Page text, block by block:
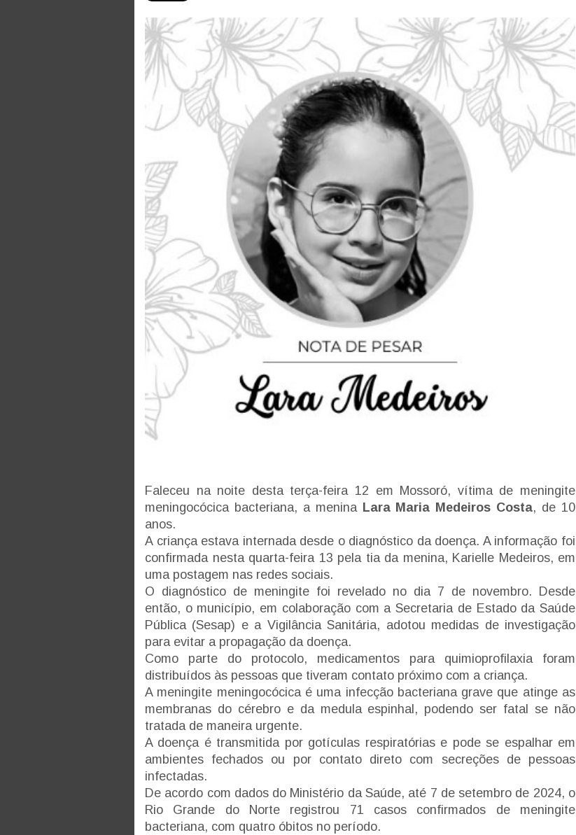
Faleceu na noite desta terça-feira 12 em Mossoró, vítima de meningite
meningocócica bacteriana, a menina Lara Maria Medeiros Costa, de 10
anos.
A criança estava internada desde o diagnóstico da doença. A informação foi
confirmada nesta quarta-feira 13 pela tia da menina, Karielle Medeiros, em
uma postagem nas redes sociais.
O diagnóstico de meningite foi revelado no dia 7 de novembro. Desde
então, o município, em colaboração com a Secretaria de Estado da Saúde
Pública (Sesap) e a Vigilância Sanitária, adotou medidas de investigação
para evitar a propagação da doença.
Como parte do protocolo, medicamentos para quimioprofilaxia foram
distribuídos às pessoas que tiveram contato próximo com a criança.
A meningite meningocócica é uma infecção bacteriana grave que atinge as
membranas do cérebro e da medula espinhal, podendo ser fatal se não
tratada de maneira urgente.
A doença é transmitida por gotículas respiratórias e pode se espalhar em
ambientes fechados ou por contato direto com secreções de pessoas
infectadas.
De acordo com dados do Ministério da Saúde, até 7 de setembro de 2024, o
Rio Grande do Norte registrou 71 casos confirmados de meningite
bacteriana, com quatro óbitos no período.